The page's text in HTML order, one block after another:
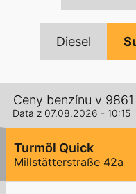
Diesel
Ceny benzínu v
Data z 07.08.2026 - 10:15
Turmöl Quick
Millstätterstraße 42a